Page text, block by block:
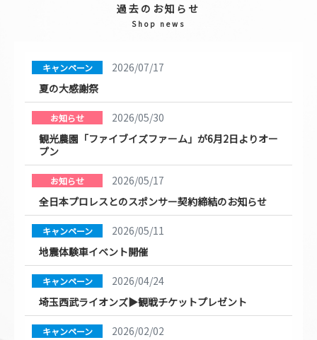
過去のお知らせ
Shop news
キャンペーン
2026/07/17
夏の大感謝祭
お知らせ
2026/05/30
観光農園「ファイブイズファーム」が6月2日よりオー
プン
お知らせ
2026/05/17
全日本プロレスとのスポンサー契約締結のお知らせ
キャンペーン
2026/05/11
地震体験車イベント開催
キャンペーン
2026/04/24
埼玉西武ライオンズ▶観戦チケットプレゼント
キャンペーン 2026/02/02